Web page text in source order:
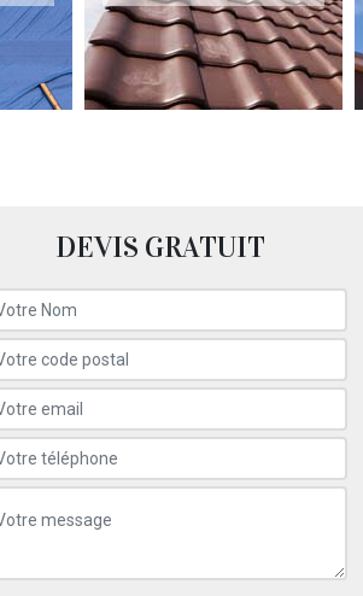
DEVIS GRATUIT